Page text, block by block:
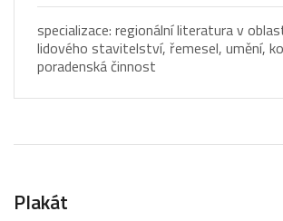
specializace: regionální literatura v
lidového stavitelství, řemesel, umění,
poradenská činnost
Plakát